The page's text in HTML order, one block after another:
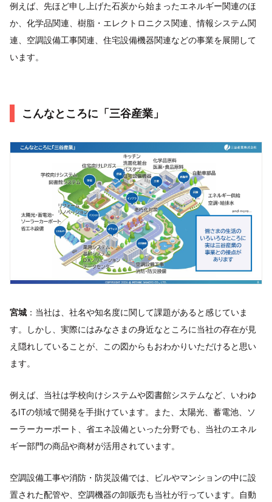
例えば、先ほど申し上げた石炭から始まったエネルギー関連のほ
か、化学品関連、樹脂・エレクトロニクス関連、情報システム関
連、空調設備工事関連、住宅設備機器関連などの事業を展開して
います。
こんなところに「三谷産業」
宮城 ：当社は、社名や知名度に関して課題があると感じていま
す。しかし、実際にはみなさまの身近なところに当社の存在が見
え隠れしていることが、この図からもおわかりいただけると思い
ます。
例えば、当社は学校向けシステムや図書館システムなど、いわゆ
るITの領域で開発を手掛けています。また、太陽光、蓄電池、ソ
ーラーカーポート、省エネ設備といった分野でも、当社のエネル
ギー部門の商品や商材が活用されています。
空調設備工事や消防・防災設備では、ビルやマンションの中に設
置された配管や、空調機器の卸販売も当社が行っています。自動